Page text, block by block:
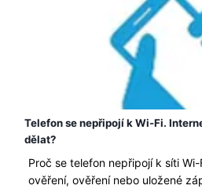
Telefon se nepřipojí k Wi-Fi.
dělat?
Proč se telefon nepřipojí k síti
ověření, ověření nebo uložené